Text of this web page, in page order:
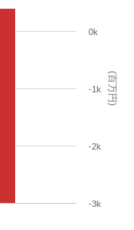
(百万円)
-3k
-2k
-1k
0k